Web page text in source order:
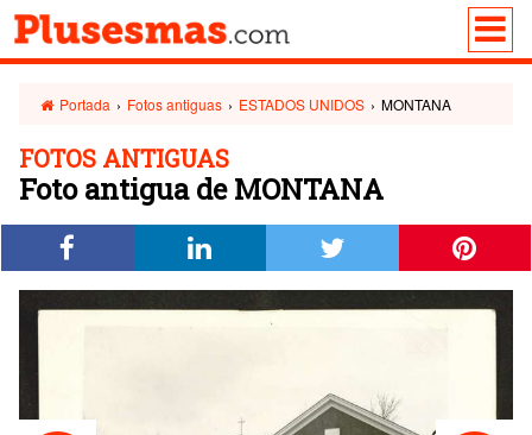
Portada › Fotos antiguas › ESTADOS UNIDOS › MONTANA
FOTOS ANTIGUAS
Foto antigua de MONTANA